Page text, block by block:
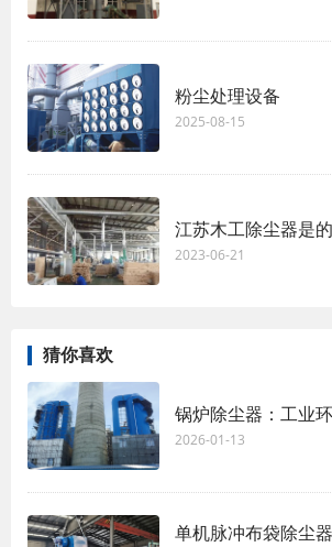
粉尘处理设备
2025-08-15
江苏木工除尘器是
2023-06-21
猜你喜欢
锅炉除尘器：工业
2026-01-13
单机脉冲布袋除尘